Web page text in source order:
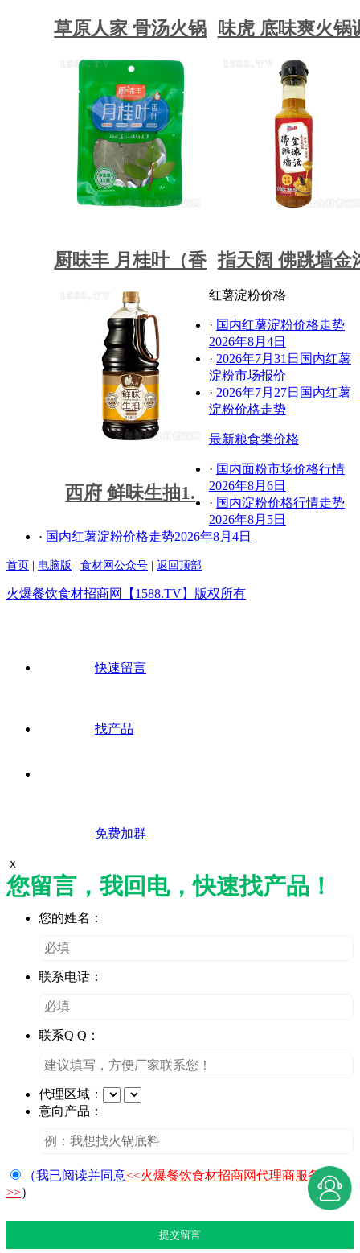
草原人家 骨汤火锅 味虎 底味爽火锅
厨味丰 月桂叶（香 指天阔 佛跳墙金
西府 鲜味生抽1.
红薯淀粉价格
· 国内红薯淀粉价格走势
2026年8月4日
· 2026年7月31日国内红薯
淀粉市场报价
· 2026年7月27日国内红薯
淀粉价格走势
最新粮食类价格
· 国内面粉市场价格行情
2026年8月6日
· 国内淀粉价格行情走势
2026年8月5日
· 国内红薯淀粉价格走势2026年8月4日
首页 电脑版 食材网公众号 返回顶部
火爆餐饮食材招商网【1588.TV】版权所有
快速留言
找产品
免费加群
ｘ
您留言，我回电，快速找产品！
您的姓名：
联系电话：
联系Q Q：
代理区域：
意向产品：
（我已阅读并同意<<火爆餐饮食材招商网代理商服务条款
>>）